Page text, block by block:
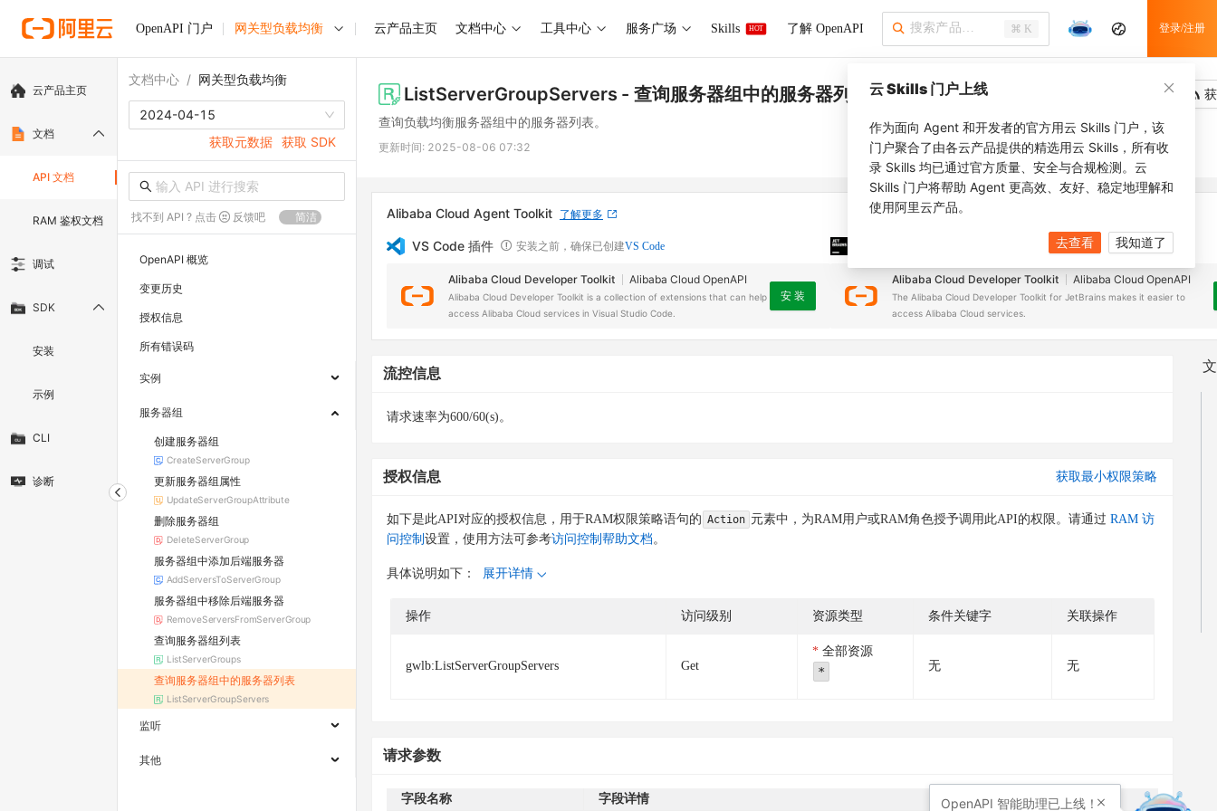
OpenAPI 门户 网关型负载均衡 云产品主页 文档中心 工具中心 服务广场 Skills HOT 了解 OpenAPI ⌘ K 登录/注册
云产品主页
文档
API 文档
RAM 鉴权文档
调试
SDK
安装
示例
CLI
诊断
文档中心 / 网关型负载均衡
2024-04-15
获取元数据 获取 SDK
找不到 API ? 点击 反馈吧 简洁
OpenAPI 概览
变更历史
授权信息
所有错误码
实例
服务器组
创建服务器组
CreateServerGroup
更新服务器组属性
UpdateServerGroupAttribute
删除服务器组
DeleteServerGroup
服务器组中添加后端服务器
AddServersToServerGroup
服务器组中移除后端服务器
RemoveServersFromServerGroup
查询服务器组列表
ListServerGroups
查询服务器组中的服务器列表
ListServerGroupServers
监听
其他
ListServerGroupServers - 查询服务器组中的服务器列表
查询负载均衡服务器组中的服务器列表。
更新时间: 2025-08-06 07:32
Alibaba Cloud Agent Toolkit 了解更多
VS Code 插件 安装之前，确保已创建VS Code
Alibaba Cloud Developer Toolkit Alibaba Cloud OpenAPI
Alibaba Cloud Developer Toolkit is a collection of extensions that can help
access Alibaba Cloud services in Visual Studio Code.
安 装
安装之前，确保已创建JetBrains IDE
Alibaba Cloud Developer Toolkit Alibaba Cloud OpenAPI
The Alibaba Cloud Developer Toolkit for JetBrains makes it easier to
access Alibaba Cloud services.
流控信息
请求速率为600/60(s)。
授权信息 获取最小权限策略
如下是此API对应的授权信息，用于RAM权限策略语句的 Action 元素中，为RAM用户或RAM角色授予调用此API的权限。请通过 RAM 访
问控制 设置，使用方法可参考访问控制帮助文档。
具体说明如下： 展开详情
操作 访问级别 资源类型 条件关键字 关联操作
gwlb:ListServerGroupServers Get
全部资源
* 无 无
请求参数
字段名称 字段详情
云 Skills 门户上线
作为面向 Agent 和开发者的官方用云 Skills 门户，该
门户聚合了由各云产品提供的精选用云 Skills，所有收
录 Skills 均已通过官方质量、安全与合规检测。云
Skills 门户将帮助 Agent 更高效、友好、稳定地理解和
使用阿里云产品。
去查看 我知道了
OpenAPI 智能助理已上线！